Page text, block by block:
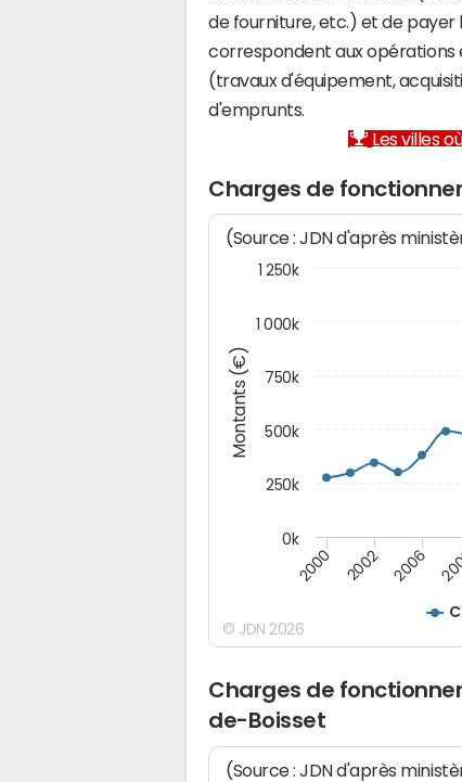
de fourniture, etc.) et de payer
correspondent aux
(travaux d'équipement,
d'emprunts.
Les villes
Charges de
Montants (€)
(Source : JDN d'après
2000 2002 2006
1 000k
0k
250k
500k
750k
1 250k
© JDN 2026
Charges de
de-Boisset
(Source : JDN d'après